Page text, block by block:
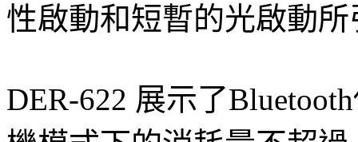
性啟動和短暫的光啟動所
DER-622 展示了